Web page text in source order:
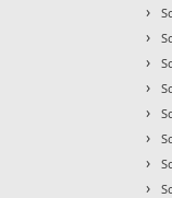
›
›
›
›
›
›
›
›